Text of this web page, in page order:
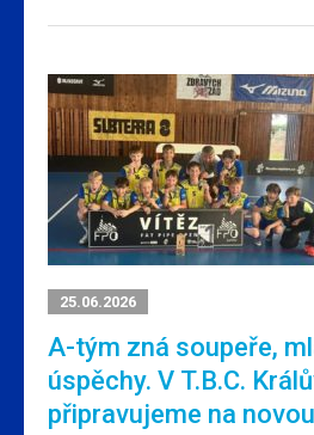
25.06.2026
A-tým zná soupeře,
úspěchy. V T.B.C.
připravujeme na